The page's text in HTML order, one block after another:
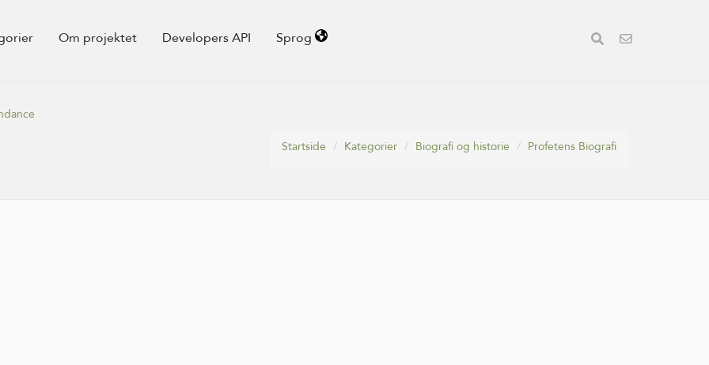
Om projektet Developers API Sprog
Startside
Kategorier Biografi og historie Profetens Biografi